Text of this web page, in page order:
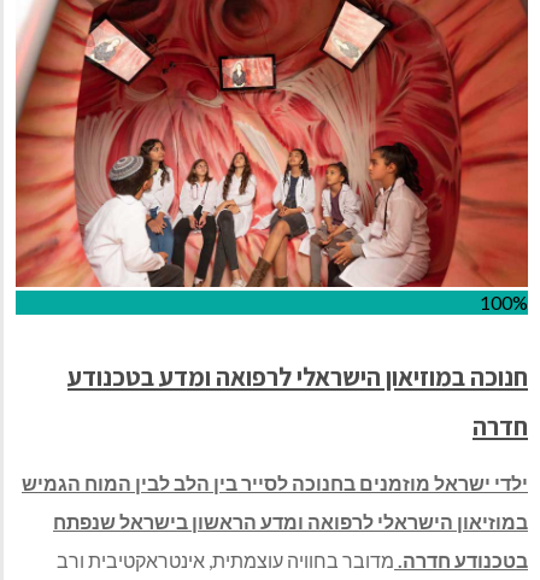
100%
חנוכה במוזיאון הישראלי לרפואה ומדע בטכנודע
חדרה
ילדי ישראל מוזמנים בחנוכה לסייר בין הלב לבין המוח הגמיש
במוזיאון הישראלי לרפואה ומדע הראשון בישראל שנפתח
בטכנודע חדרה. מדובר בחוויה עוצמתית, אינטראקטיבית ורב